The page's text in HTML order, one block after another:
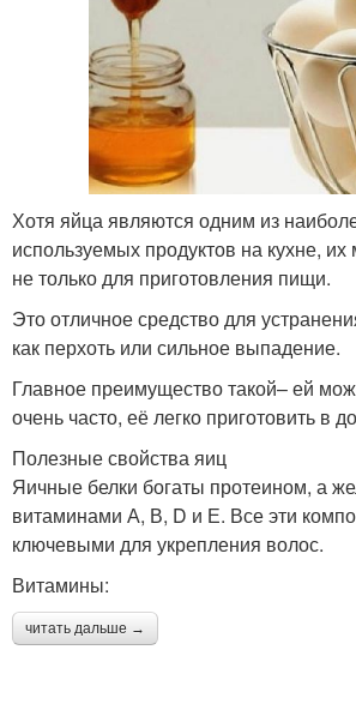
Хотя яйца являются одним из
используемых продуктов на кухне,
не только для приготовления пищи.
Это отличное средство для
как перхоть или сильное выпадение.
Главное преимущество такой– ей
очень часто, её легко приготовить в
Полезные свойства яиц
Яичные белки богаты протеином, а
витаминами А, В, D и Е. Все эти
ключевыми для укрепления волос.
Витамины:
читать дальше →